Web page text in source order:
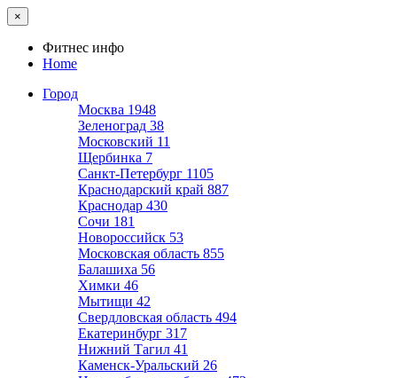
×
Фитнес инфо
Home
Город
Москва 1948
Зеленоград 38
Московский 11
Щербинка 7
Санкт-Петербург 1105
Краснодарский край 887
Краснодар 430
Сочи 181
Новороссийск 53
Московская область 855
Балашиха 56
Химки 46
Мытищи 42
Свердловская область 494
Екатеринбург 317
Нижний Тагил 41
Каменск-Уральский 26